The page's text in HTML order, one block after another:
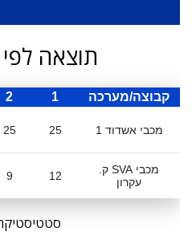
תוצאה
קבוצה/מערכה 1
2
מכבי אשדוד 1 25
25
מכבי SVA ק.
עקרון
12
9